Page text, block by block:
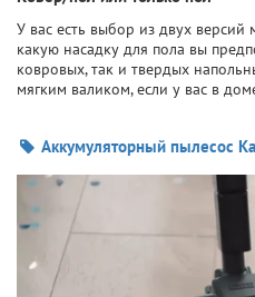
У вас есть выбор из двух версий
какую насадку для пола вы
ковровых, так и твердых
мягким валиком, если у вас в
Аккумуляторный пылесос